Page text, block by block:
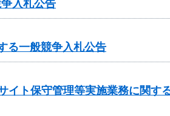
入札公告
る一般競争入札公告
ト保守管理等実施業務に関す